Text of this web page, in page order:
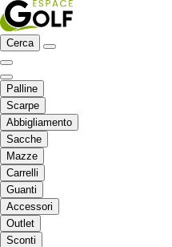
Cerca
Palline
Scarpe
Abbigliamento
Sacche
Mazze
Carrelli
Guanti
Accessori
Outlet
Sconti